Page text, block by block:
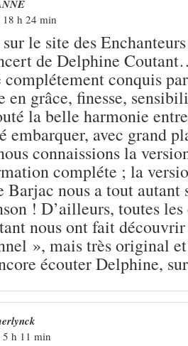
h 24 min
le site des
de Delphine
complétement conquis
en grâce, finesse,
la belle harmonie
embarquer, avec grand
connaissions la
compléte ; la
Barjac nous a tout autant
! D’ailleurs, toutes les
nous ont fait
», mais très original
écouter Delphine,
5 h 11 min